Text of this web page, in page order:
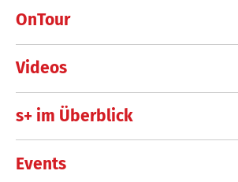
OnTour
Videos
s+ im Überblick
Events